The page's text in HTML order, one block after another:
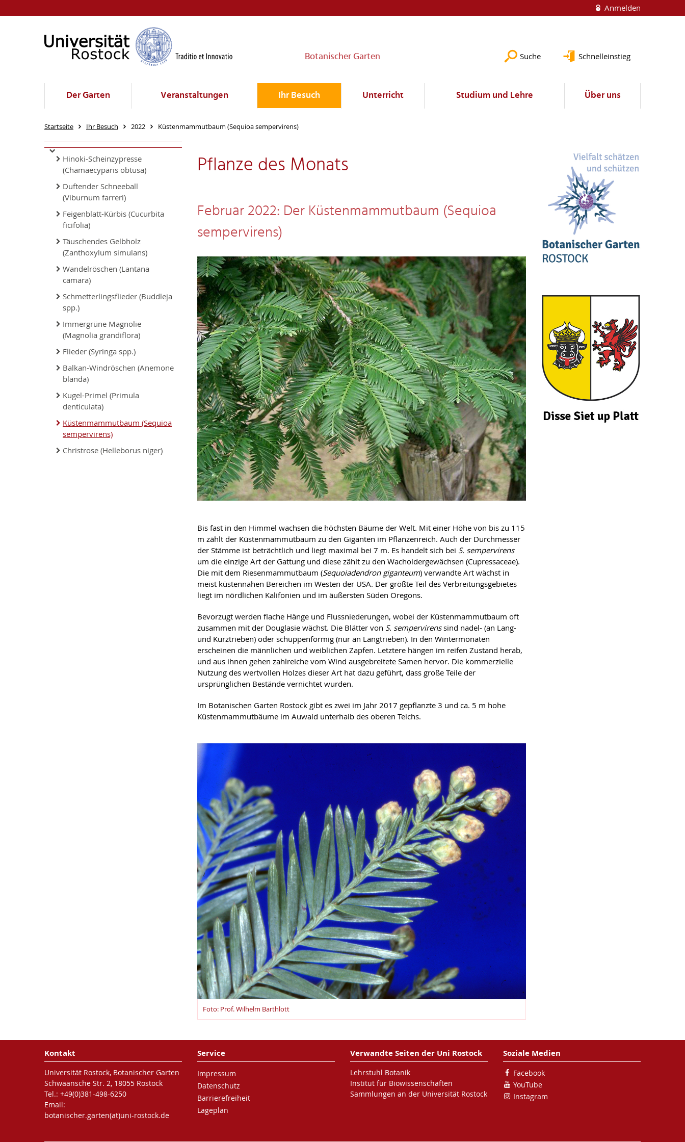
Anmelden
Botanischer Garten Suche Schnelleinstieg
Der Garten Veranstaltungen Ihr Besuch Unterricht Studium und Lehre Über uns
Startseite Ihr Besuch 2022 Küstenmammutbaum (Sequioa sempervirens)
Hinoki-Scheinzypresse
(Chamaecyparis obtusa)
Duftender Schneeball
(Viburnum farreri)
Feigenblatt-Kürbis (Cucurbita
ficifolia)
Täuschendes Gelbholz
(Zanthoxylum simulans)
Wandelröschen (Lantana
camara)
Schmetterlingsflieder (Buddleja
spp.)
Immergrüne Magnolie
(Magnolia grandiflora)
Flieder (Syringa spp.)
Balkan-Windröschen (Anemone
blanda)
Kugel-Primel (Primula
denticulata)
Küstenmammutbaum (Sequioa
sempervirens)
Christrose (Helleborus niger)
Pflanze des Monats
Februar 2022: Der Küstenmammutbaum (Sequioa
sempervirens)
Bis fast in den Himmel wachsen die höchsten Bäume der Welt. Mit einer Höhe von bis zu 115
m zählt der Küstenmammutbaum zu den Giganten im Pflanzenreich. Auch der Durchmesser
der Stämme ist beträchtlich und liegt maximal bei 7 m. Es handelt sich bei S. sempervirens
um die einzige Art der Gattung und diese zählt zu den Wacholdergewächsen (Cupressaceae).
Die mit dem Riesenmammutbaum (Sequoiadendron giganteum) verwandte Art wächst in
meist küstennahen Bereichen im Westen der USA. Der größte Teil des Verbreitungsgebietes
liegt im nördlichen Kalifonien und im äußersten Süden Oregons.
Bevorzugt werden flache Hänge und Flussniederungen, wobei der Küstenmammutbaum oft
zusammen mit der Douglasie wächst. Die Blätter von S. sempervirenssind nadel- (an Lang-
und Kurztrieben) oder schuppenförmig (nur an Langtrieben). In den Wintermonaten
erscheinen die männlichen und weiblichen Zapfen. Letztere hängen im reifen Zustand herab,
und aus ihnen gehen zahlreiche vom Wind ausgebreitete Samen hervor. Die kommerzielle
Nutzung des wertvollen Holzes dieser Art hat dazu geführt, dass große Teile der
ursprünglichen Bestände vernichtet wurden.
Im Botanischen Garten Rostock gibt es zwei im Jahr 2017 gepflanzte 3 und ca. 5 m hohe
Küstenmammutbäume im Auwald unterhalb des oberen Teichs.
Foto: Prof. Wilhelm Barthlott
Kontakt
Universität Rostock, Botanischer Garten
Schwaansche Str. 2, 18055 Rostock
Tel.: +49(0)381-498-6250
Email:
botanischer.garten(at)uni-rostock.de
Service
Impressum
Datenschutz
Barrierefreiheit
Lageplan
Verwandte Seiten der Uni Rostock
Lehrstuhl Botanik
Institut für Biowissenschaften
Sammlungen an der Universität Rostock
Soziale Medien
Facebook
YouTube
Instagram